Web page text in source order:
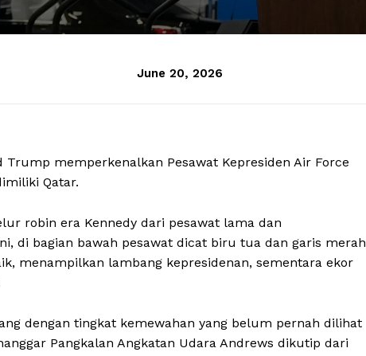
June 20, 2026
Trump memperkenalkan Pesawat Kepresiden Air Force
Qatar.
robin era Kennedy dari pesawat lama dan
di bagian bawah pesawat dicat biru tua dan garis merah
menampilkan lambang kepresidenan, sementara ekor
dengan tingkat kemewahan yang belum pernah dilihat
Pangkalan Angkatan Udara Andrews dikutip dari